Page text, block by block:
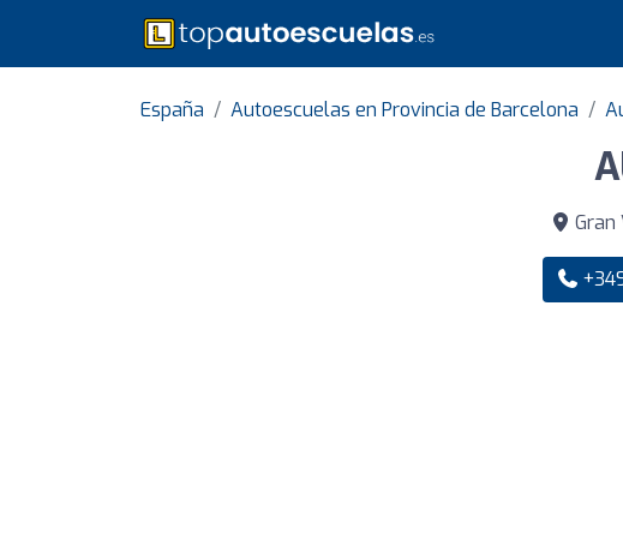
España Autoescuelas en Provincia de Barcelona
Gran